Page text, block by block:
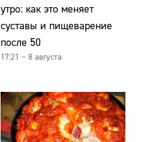
утро: как это меняет
суставы и пищеварение
после 50
17:21 – 8 августа